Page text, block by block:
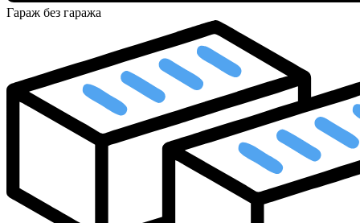
Гараж без гаража